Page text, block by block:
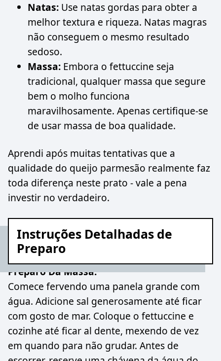
Natas: Use natas gordas para obter a
melhor textura e riqueza. Natas magras
não conseguem o mesmo resultado
sedoso.
Massa: Embora o fettuccine seja
tradicional, qualquer massa que segure
bem o molho funciona
maravilhosamente. Apenas certifique-se
de usar massa de boa qualidade.
Aprendi após muitas tentativas que a
qualidade do queijo parmesão realmente faz
toda diferença neste prato - vale a pena
investir no verdadeiro.
Instruções Detalhadas de
Preparo
Preparo Da Massa:
Comece fervendo uma panela grande com
água. Adicione sal generosamente até ficar
com gosto de mar. Coloque o fettuccine e
cozinhe até ficar al dente, mexendo de vez
em quando para não grudar. Antes de